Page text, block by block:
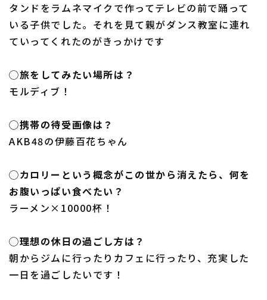
タンドをラムネマイクで作ってテレビの前で踊って
いる子供でした。それを見て親がダンス教室に連れ
ていってくれたのがきっかけです
◯旅をしてみたい場所は？
モルディブ！
◯携帯の待受画像は？
AKB48の伊藤百花ちゃん
◯カロリーという概念がこの世から消えたら、何を
お腹いっぱい食べたい？
ラーメン×10000杯！
◯理想の休日の過ごし方は？
朝からジムに行ったりカフェに行ったり、充実した
一日を過ごしたいです！